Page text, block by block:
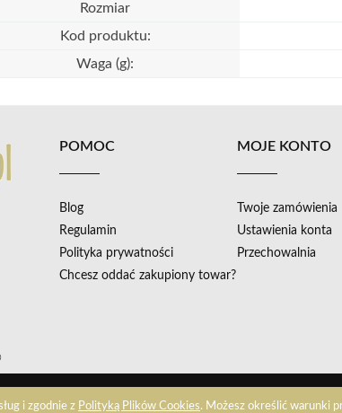
i zgodnie z Polityką Plików Cookies. Możesz określić warunki
Rozmiar
Kod produktu:
Waga (g):
POMOC
Blog
Regulamin
Polityka prywatności
Chcesz oddać zakupiony towar?
MOJE KONTO
Twoje zamówienia
Ustawienia konta
Przechowalnia
Sklep internetowy Shoper.pl